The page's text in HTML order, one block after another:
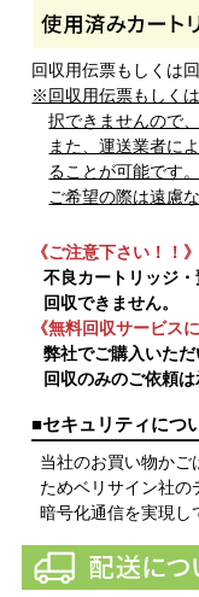
回収用伝票もしくは
※回収用伝票もしく
択できませんので
また、運送業者に
ることが可能です。
ご希望の際は遠慮
《ご注意下さい！！》
不良カートリッジ
回収できません。
《無料回収サービス
弊社でご購入いただ
回収のみのご依頼は
■セキュリティにつ
当社のお買い物かご
ためベリサイン社の
暗号化通信を実現し